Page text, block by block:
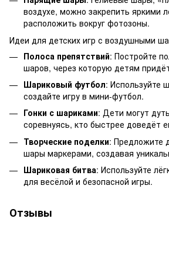
воздухе, можно закрепить яркими
расположить вокруг фотозоны.
Идеи для детских игр с воздушными
Полоса препятствий: Постройте
шаров, через которую детям
Шариковый футбол: Используйте
создайте игру в мини-футбол.
Гонки с шариками: Дети могут
соревнуясь, кто быстрее доведёт
Творческие поделки: Предложите
шары маркерами, создавая
Шариковая битва: Используйте
для весёлой и безопасной игры.
Отзывы